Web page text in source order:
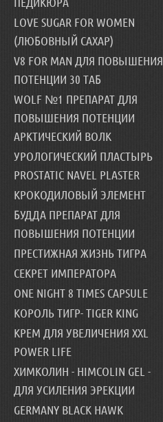
LOVE SUGAR FOR WOMEN
(ЛЮБОВНЫЙ САХАР)
V8 FOR MAN ДЛЯ ПОВЫШЕНИЯ
ПОТЕНЦИИ 30 ТАБ
WOLF №1 ПРЕПАРАТ ДЛЯ
ПОВЫШЕНИЯ ПОТЕНЦИИ
АРКТИЧЕСКИЙ ВОЛК
УРОЛОГИЧЕСКИЙ ПЛАСТЫРЬ
PROSTATIC NAVEL PLASTER
КРОКОДИЛОВЫЙ ЭЛЕМЕНТ
БУДДА ПРЕПАРАТ ДЛЯ
ПОВЫШЕНИЯ ПОТЕНЦИИ
ПРЕСТИЖНАЯ ЖИЗНЬ ТИГРА
СЕКРЕТ ИМПЕРАТОРА
ONE NIGHT 8 TIMES CAPSULE
КОРОЛЬ ТИГР- TIGER KING
КРЕМ ДЛЯ УВЕЛИЧЕНИЯ XXL
POWER LIFE
ХИМКОЛИН - HIMCOLIN GEL -
ДЛЯ УСИЛЕНИЯ ЭРЕКЦИИ
GERMANY BLACK HAWK